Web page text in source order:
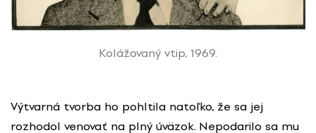
Kolážovaný vtip, 1969.
Výtvarná tvorba ho pohltila natoľko, že sa jej
rozhodol venovať na plný úväzok. Nepodarilo sa mu